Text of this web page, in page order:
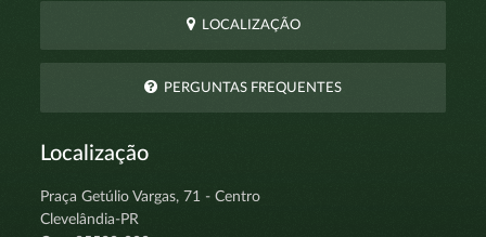
LOCALIZAÇÃO
PERGUNTAS FREQUENTES
Localização
Praça Getúlio Vargas, 71 - Centro
Clevelândia-PR